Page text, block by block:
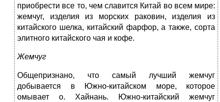
приобрести все то, чем славится Китай во всем мире:
жемчуг, изделия из морских раковин, изделия из
китайского шелка, китайский фарфор, а также, сорта
элитного китайского чая и кофе.
Жемчуг
Общепризнано, что самый лучший жемчуг
добывается в Южно-китайском море, которое
омывает о. Хайнань. Южно-китайский жемчуг